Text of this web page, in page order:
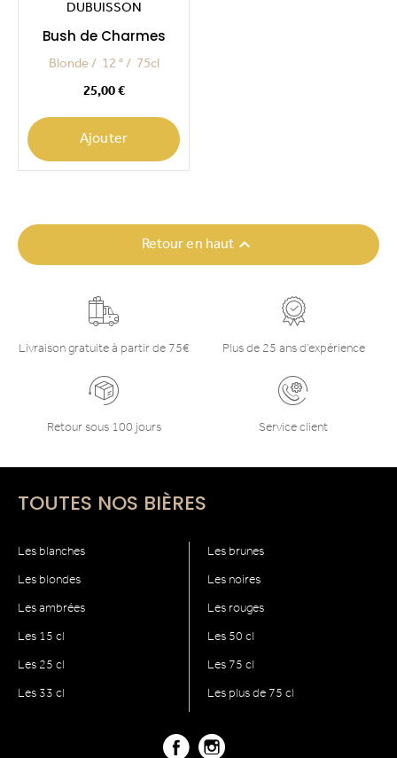
DUBUISSON
Bush de Charmes
Blonde 12 ° 75cl
25,00 €
Ajouter
Retour en haut 
Livraison gratuite à partir de 75€ Plus de 25 ans d’expérience
Retour sous 100 jours Service client
TOUTES NOS BIÈRES
Les blanches
Les blondes
Les ambrées
Les brunes
Les noires
Les rouges
Les 15 cl
Les 25 cl
Les 33 cl
Les 50 cl
Les 75 cl
Les plus de 75 cl